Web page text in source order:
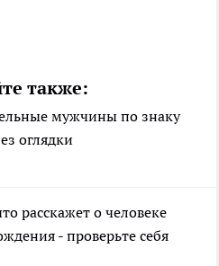
также:
мужчины по знаку
оглядки
расскажет о человеке
- проверьте себя